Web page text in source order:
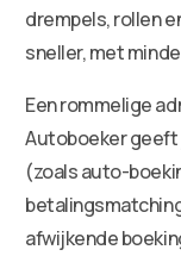
drempels, rollen
sneller, met
Een rommelige
Autoboeker geeft
(zoals auto-
afwijkende